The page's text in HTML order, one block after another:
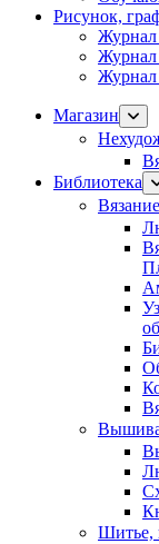
Рисунок,
Журнал
Журнал
Журнал
Магазин
Библиотека
Вязание
Шитье,